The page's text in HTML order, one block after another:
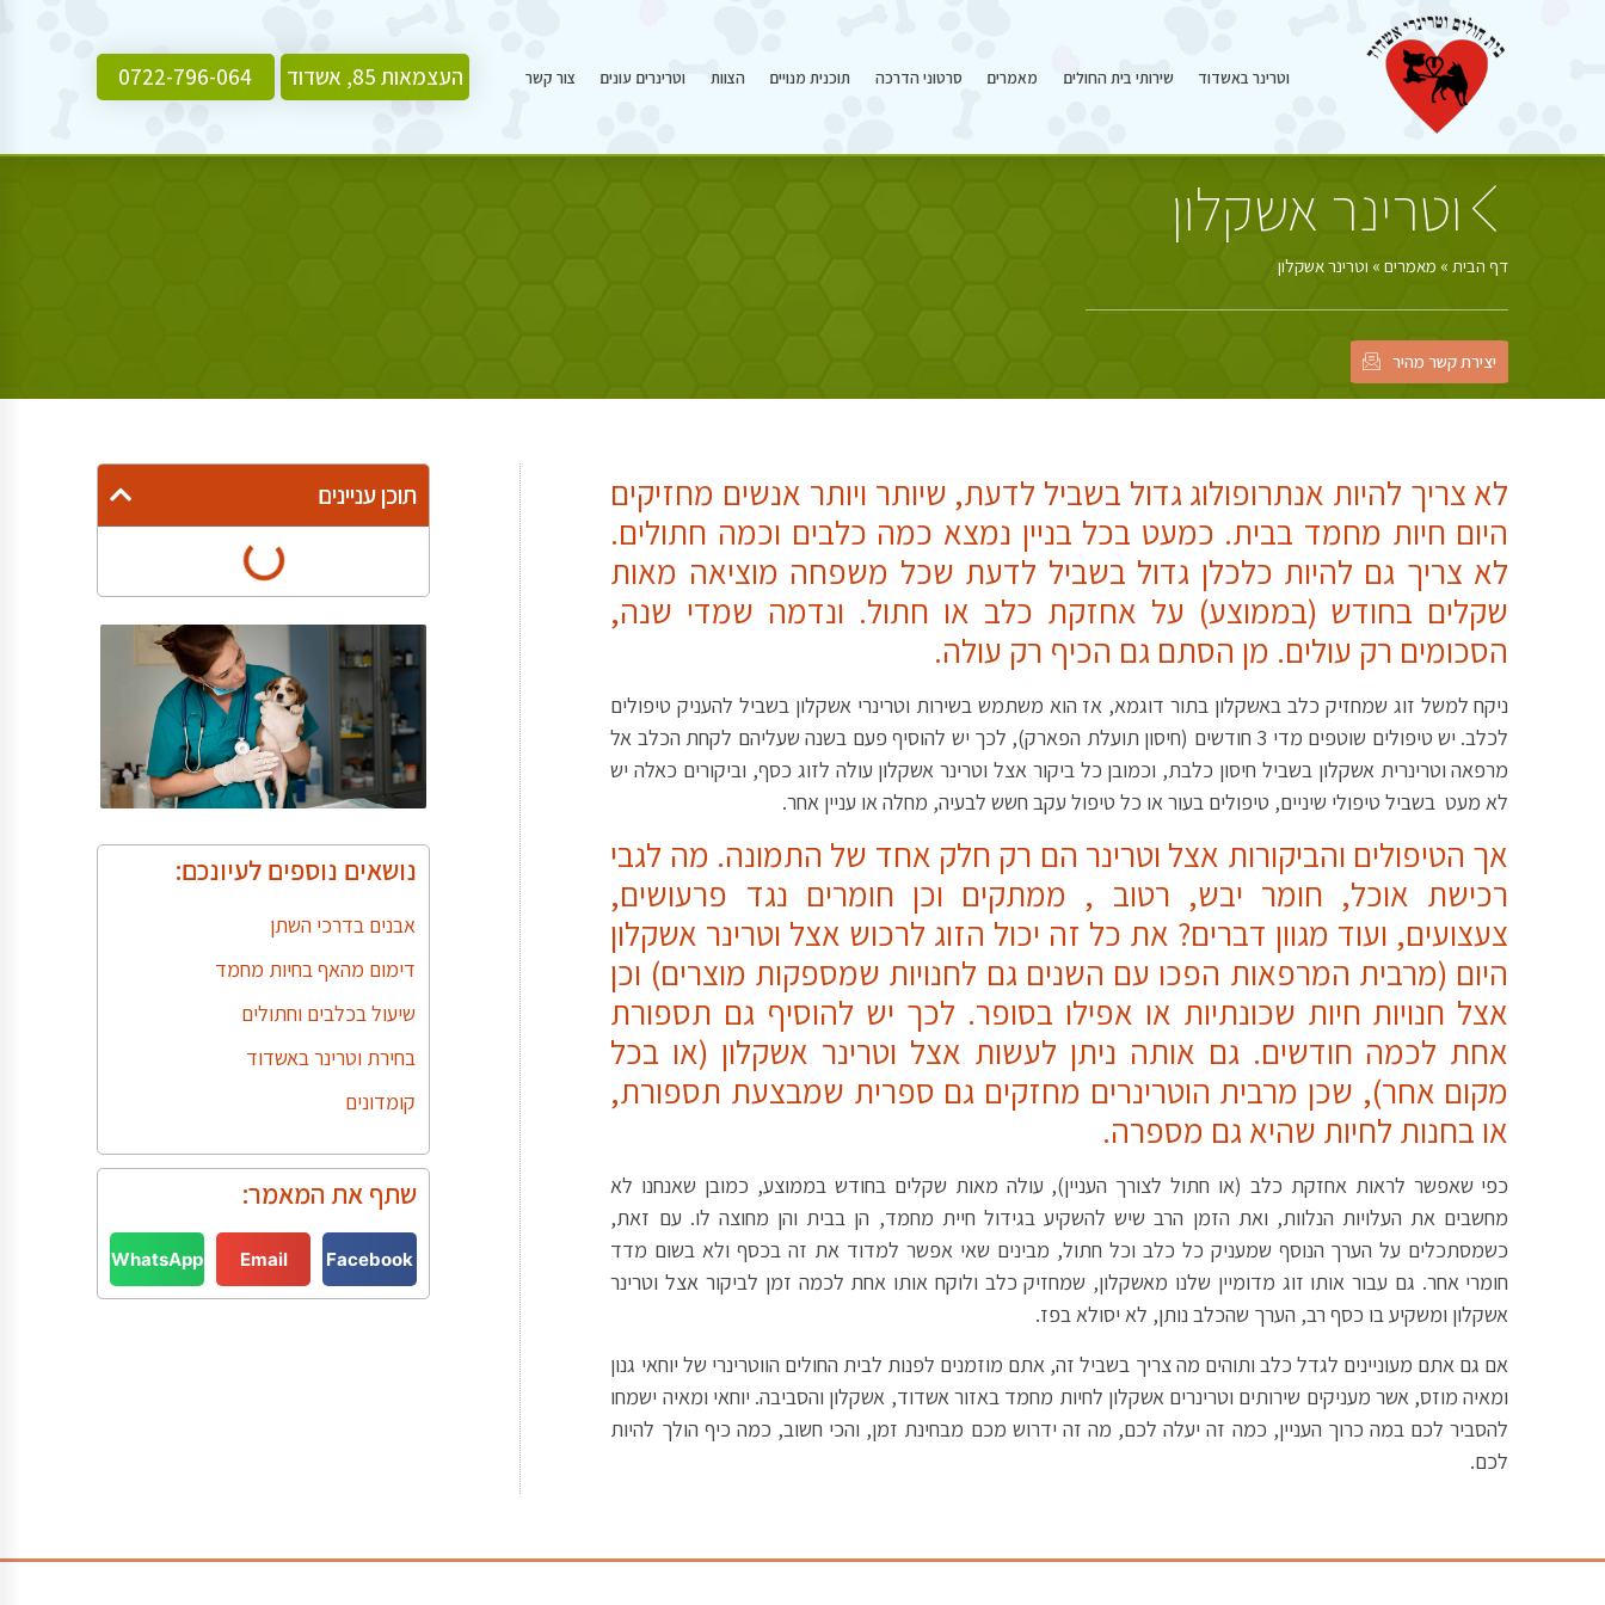
וטרינר באשדוד שירותי בית החולים מאמרים סרטוני הדרכה תוכנית מנויים הצוות וטרינרים עונים צור קשר העצמאות 85, אשדוד 0722-796-064
וטרינר אשקלון
דף הבית» מאמרים» וטרינר אשקלון
יצירת קשר מהיר
לא צריך להיות אנתרופולוג גדול בשביל לדעת, שיותר ויותר אנשים מחזיקים
היום חיות מחמד בבית. כמעט בכל בניין נמצא כמה כלבים וכמה חתולים.
לא צריך גם להיות כלכלן גדול בשביל לדעת שכל משפחה מוציאה מאות
שקלים בחודש (בממוצע) על אחזקת כלב או חתול. ונדמה שמדי שנה,
הסכומים רק עולים. מן הסתם גם הכיף רק עולה.
ניקח למשל זוג שמחזיק כלב באשקלון בתור דוגמא, אז הוא משתמש בשירות וטרינרי אשקלון בשביל להעניק טיפולים
לכלב. יש טיפולים שוטפים מדי 3 חודשים (חיסון תועלת הפארק), לכך יש להוסיף פעם בשנה שעליהם לקחת הכלב אל
מרפאה וטרינרית אשקלון בשביל חיסון כלבת, וכמובן כל ביקור אצל וטרינר אשקלון עולה לזוג כסף, וביקורים כאלה יש
לא מעט בשביל טיפולי שיניים, טיפולים בעור או כל טיפול עקב חשש לבעיה, מחלה או עניין אחר.
אך הטיפולים והביקורות אצל וטרינר הם רק חלק אחד של התמונה. מה לגבי
רכישת אוכל, חומר יבש, רטוב , ממתקים וכן חומרים נגד פרעושים,
צעצועים, ועוד מגוון דברים? את כל זה יכול הזוג לרכוש אצל וטרינר אשקלון
היום (מרבית המרפאות הפכו עם השנים גם לחנויות שמספקות מוצרים) וכן
אצל חנויות חיות שכונתיות או אפילו בסופר. לכך יש להוסיף גם תספורת
אחת לכמה חודשים. גם אותה ניתן לעשות אצל וטרינר אשקלון (או בכל
מקום אחר), שכן מרבית הוטרינרים מחזקים גם ספרית שמבצעת תספורת,
או בחנות לחיות שהיא גם מספרה.
כפי שאפשר לראות אחזקת כלב (או חתול לצורך העניין), עולה מאות שקלים בחודש בממוצע, כמובן שאנחנו לא
מחשבים את העלויות הנלוות, ואת הזמן הרב שיש להשקיע בגידול חיית מחמד, הן בבית והן מחוצה לו. עם זאת,
כשמסתכלים על הערך הנוסף שמעניק כל כלב וכל חתול, מבינים שאי אפשר למדוד את זה בכסף ולא בשום מדד
חומרי אחר. גם עבור אותו זוג מדומיין שלנו מאשקלון, שמחזיק כלב ולוקח אותו אחת לכמה זמן לביקור אצל וטרינר
אשקלון ומשקיע בו כסף רב, הערך שהכלב נותן, לא יסולא בפז.
אם גם אתם מעוניינים לגדל כלב ותוהים מה צריך בשביל זה, אתם מוזמנים לפנות לבית החולים הווטרינרי של יוחאי גנון
ומאיה מוזס, אשר מעניקים שירותים וטרינרים אשקלון לחיות מחמד באזור אשדוד, אשקלון והסביבה. יוחאי ומאיה ישמחו
להסביר לכם במה כרוך העניין, כמה זה יעלה לכם, מה זה ידרוש מכם מבחינת זמן, והכי חשוב, כמה כיף הולך להיות
לכם.
תוכן עניינים
נושאים נוספים לעיונכם:
אבנים בדרכי השתן
דימום מהאף בחיות מחמד
שיעול בכלבים וחתולים
בחירת וטרינר באשדוד
קומדונים
שתף את המאמר:
Facebook
Email
WhatsApp